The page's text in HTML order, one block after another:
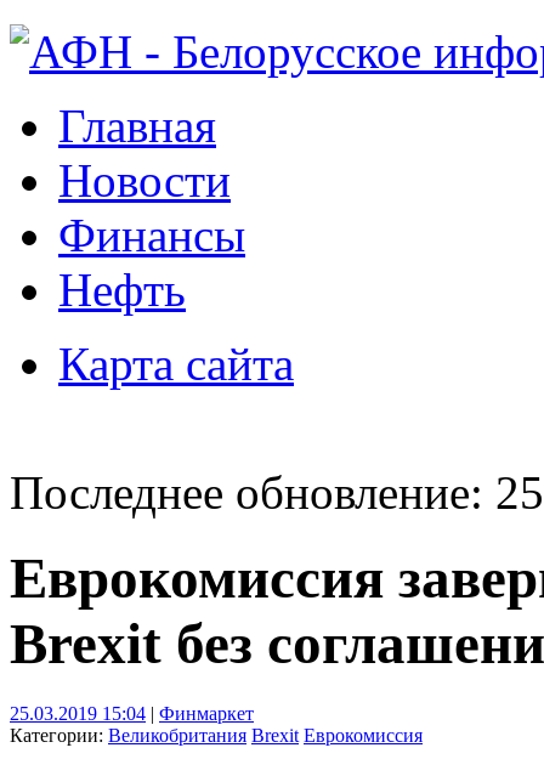
Главная
Новости
Финансы
Нефть
Карта сайта
Последнее обновление:
Еврокомиссия
Brexit без
25.03.2019 15:04 | Финмаркет
Категории: Великобритания Brexit Еврокомиссия